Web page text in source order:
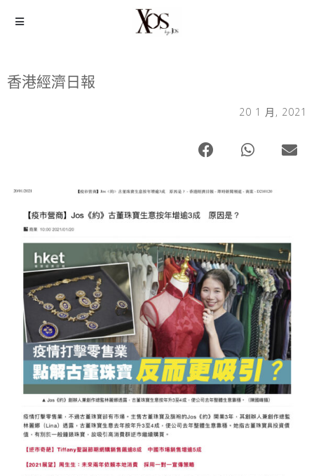
香港經濟日報
20 1 月, 2021